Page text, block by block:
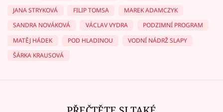
JANA STRYKOVÁ
FILIP TOMSA
MAREK ADAMCZYK
SANDRA NOVÁKOVÁ
VÁCLAV VYDRA
PODZIMNÍ PROGRAM
MATĚJ HÁDEK
POD HLADINOU
VODNÍ NÁDRŽ SLAPY
ŠÁRKA KRAUSOVÁ